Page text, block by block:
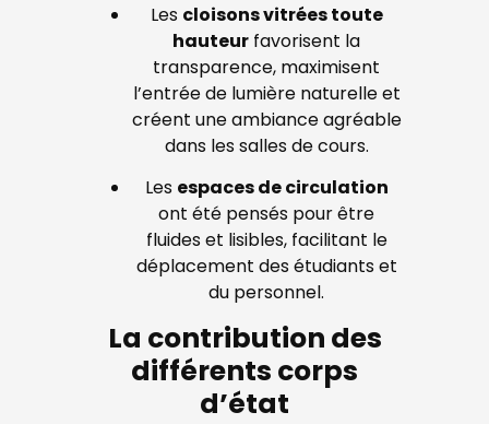
Les cloisons vitrées toute
hauteur favorisent la
transparence, maximisent
l’entrée de lumière naturelle et
créent une ambiance agréable
dans les salles de cours.
Les espaces de circulation
ont été pensés pour être
fluides et lisibles, facilitant le
déplacement des étudiants et
du personnel.
La contribution des
différents corps
d’état